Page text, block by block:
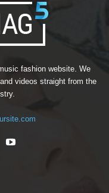
fashion website. We
videos straight from the